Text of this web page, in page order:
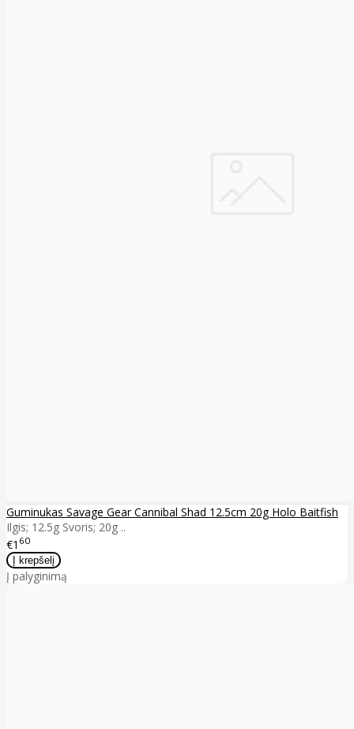
Guminukas Savage Gear Cannibal Shad 12.5cm 20g Holo Baitfish
Ilgis; 12.5g Svoris; 20g ..
€1 60
Į palyginimą